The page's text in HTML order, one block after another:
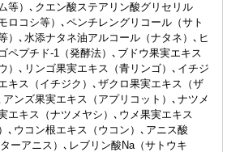
ム等）､クエン酸ステアリン酸グリセリル
モロコシ等）､ペンチレングリコール（サト
）､水添ナタネ油アルコール（ナタネ）､ヒ
ペプチド-1（発酵法）､ブドウ果実エキス
ウ）､リンゴ果実エキス（青リンゴ）､イチジ
キス（イチジク）､ザクロ果実エキス（ザ
アンズ果実エキス（アプリコット）､ナツメ
エキス（ナツメヤシ）､ウメ果実エキス
）､ウコン根エキス（ウコン）､アニス酸
ーアニス）､レブリン酸Na（サトウキ